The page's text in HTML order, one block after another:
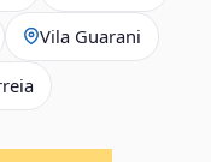
Vila Guarani